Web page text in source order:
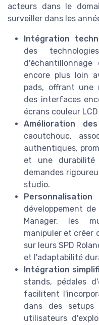
acteurs dans le
surveiller dans les
Intégration
des
encore plus loin
pads, offrant une
des interfaces
écrans couleur
Amélioration
caoutchouc,
authentiques,
et une durabilité
demandes
studio.
développement
Manager, les
manipuler et créer
sur leurs SPD
et l'adaptabilité
Intégration
stands, pédales
facilitent
dans des setups
utilisateurs